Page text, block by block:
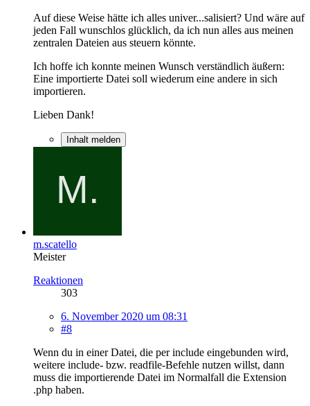
Auf diese Weise hätte ich alles univer...salisiert? Und wäre auf
jeden Fall wunschlos glücklich, da ich nun alles aus meinen
zentralen Dateien aus steuern könnte.
Ich hoffe ich konnte meinen Wunsch verständlich äußern:
Eine importierte Datei soll wiederum eine andere in sich
importieren.
Lieben Dank!
Inhalt melden
m.scatello
Meister
Reaktionen
303
6. November 2020 um 08:31
#8
Wenn du in einer Datei, die per include eingebunden wird,
weitere include- bzw. readfile-Befehle nutzen willst, dann
muss die importierende Datei im Normalfall die Extension
.php haben.